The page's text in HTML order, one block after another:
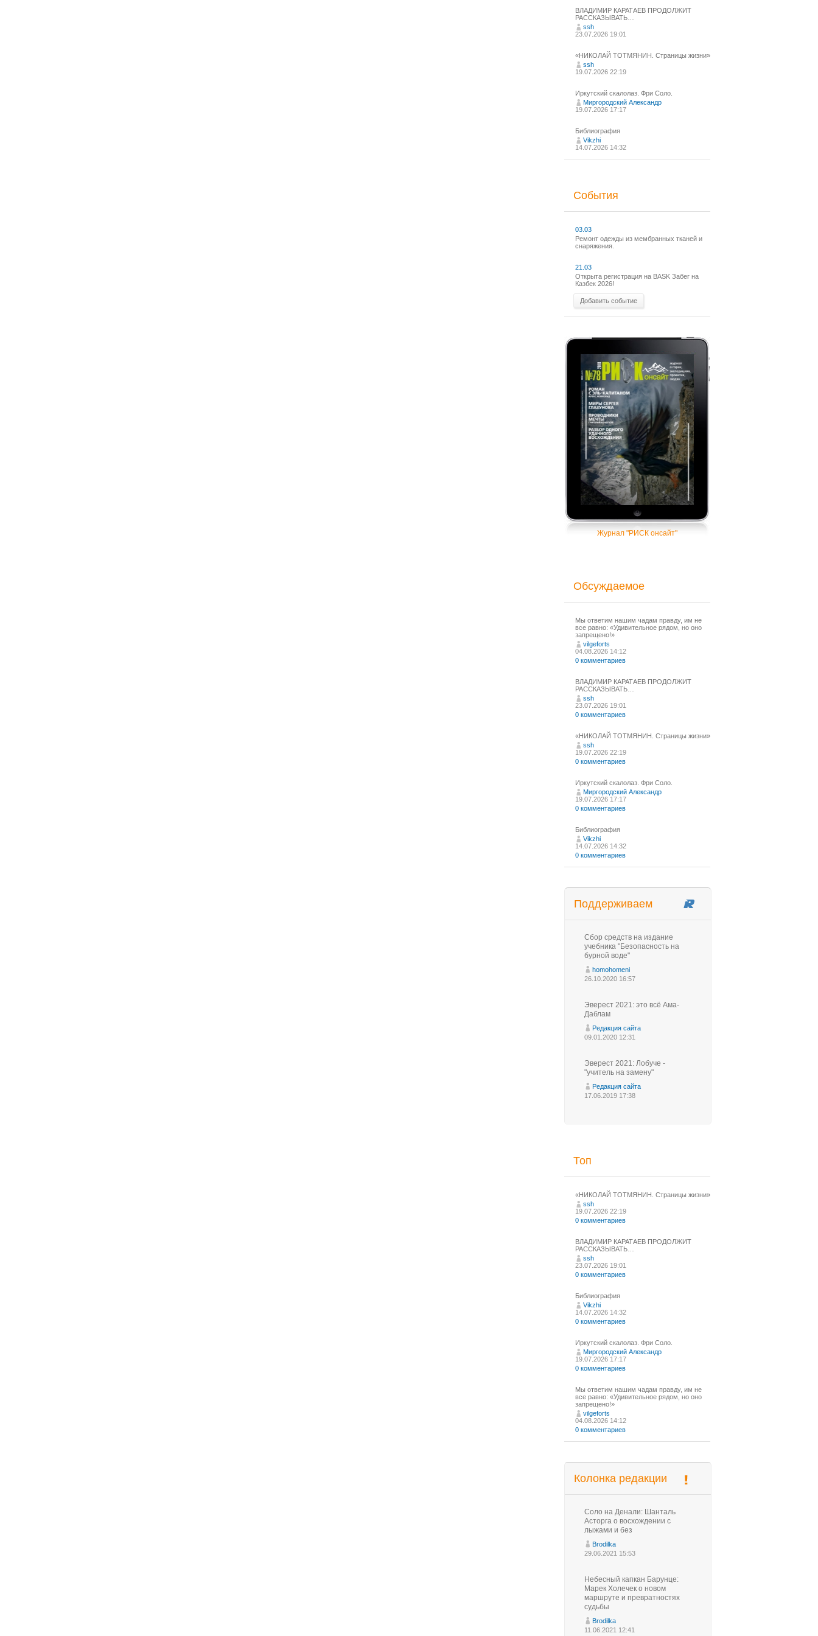
ВЛАДИМИР КАРАТАЕВ ПРОДОЛЖИТ
РАССКАЗЫВАТЬ…
ssh
23.07.2026 19:01
«НИКОЛАЙ ТОТМЯНИН. Страницы жизни»
ssh
19.07.2026 22:19
Иркутский скалолаз. Фри Соло.
Миргородский Александр
19.07.2026 17:17
Библиография
Vikzhi
14.07.2026 14:32
События
03.03
Ремонт одежды из мембранных тканей и
снаряжения.
21.03
Открыта регистрация на BASK Забег на
Казбек 2026!
Добавить событие
Журнал "РИСК онсайт"
Обсуждаемое
Мы ответим нашим чадам правду, им не
все равно: «Удивительное рядом, но оно
запрещено!»
vilgeforts
04.08.2026 14:12
0 комментариев
ВЛАДИМИР КАРАТАЕВ ПРОДОЛЖИТ
РАССКАЗЫВАТЬ…
ssh
23.07.2026 19:01
0 комментариев
«НИКОЛАЙ ТОТМЯНИН. Страницы жизни»
ssh
19.07.2026 22:19
0 комментариев
Иркутский скалолаз. Фри Соло.
Миргородский Александр
19.07.2026 17:17
0 комментариев
Библиография
Vikzhi
14.07.2026 14:32
0 комментариев
Поддерживаем
Сбор средств на издание
учебника "Безопасность на
бурной воде"
homohomeni
26.10.2020 16:57
Эверест 2021: это всё Ама-
Даблам
Редакция сайта
09.01.2020 12:31
Эверест 2021: Лобуче -
"учитель на замену"
Редакция сайта
17.06.2019 17:38
Топ
«НИКОЛАЙ ТОТМЯНИН. Страницы жизни»
ssh
19.07.2026 22:19
0 комментариев
ВЛАДИМИР КАРАТАЕВ ПРОДОЛЖИТ
РАССКАЗЫВАТЬ…
ssh
23.07.2026 19:01
0 комментариев
Библиография
Vikzhi
14.07.2026 14:32
0 комментариев
Иркутский скалолаз. Фри Соло.
Миргородский Александр
19.07.2026 17:17
0 комментариев
Мы ответим нашим чадам правду, им не
все равно: «Удивительное рядом, но оно
запрещено!»
vilgeforts
04.08.2026 14:12
0 комментариев
Колонка редакции
Соло на Денали: Шанталь
Асторга о восхождении с
лыжами и без
Brodilka
29.06.2021 15:53
Небесный капкан Барунце:
Марек Холечек о новом
маршруте и превратностях
судьбы
Brodilka
11.06.2021 12:41